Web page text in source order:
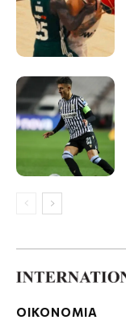
ΟΙΚΟΝΟΜΙΑ